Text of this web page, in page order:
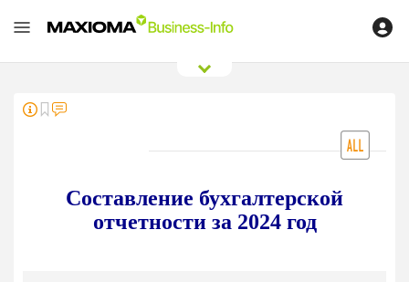
Составление бухгалтерской
отчетности за 2024 год